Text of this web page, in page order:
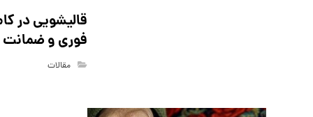
قالیشویی در
فوری و
مقالات